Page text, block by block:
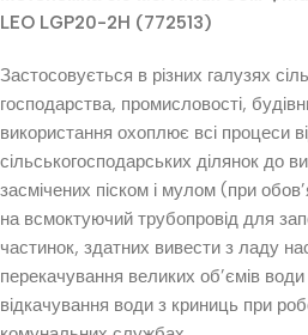
LEO LGP20-2H (772513)
Застосовується в різних галузях
господарства, промисловості,
використання охоплює всі процеси
сільськогосподарських ділянок до
засмічених піском і мулом (при
на всмоктуючий трубопровід для
частинок, здатних вивести з ладу
перекачування великих об’ємів
відкачування води з криниць при